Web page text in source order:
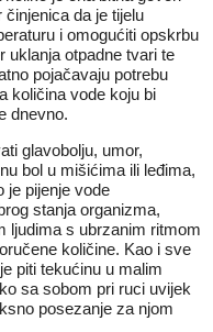
činjenica da je tijelu
i omogućiti opskrbu
uklanja otpadne tvari te
pojačavaju potrebu
količina vode koju bi
dnevno.
glavobolju, umor,
bol u mišićima ili leđima,
je pijenje vode
stanja organizma,
ljudima s ubrzanim ritmom
količine. Kao i sve
piti tekućinu u malim
sa sobom pri ruci uvijek
posezanje za njom